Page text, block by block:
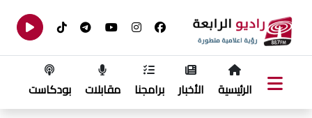
الرئيسية الأخبار برامجنا مقابلات بودكاست